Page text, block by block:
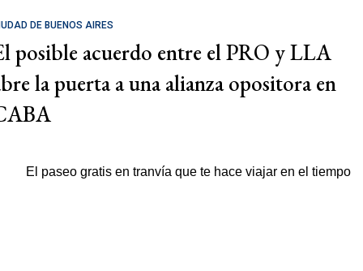
DE BUENOS AIRES
posible acuerdo entre el PRO y LLA
la puerta a una alianza opositora en